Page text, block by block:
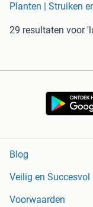
Planten | Struiken
29 resultaten voor
Blog
Veilig en Succesvol
Voorwaarden